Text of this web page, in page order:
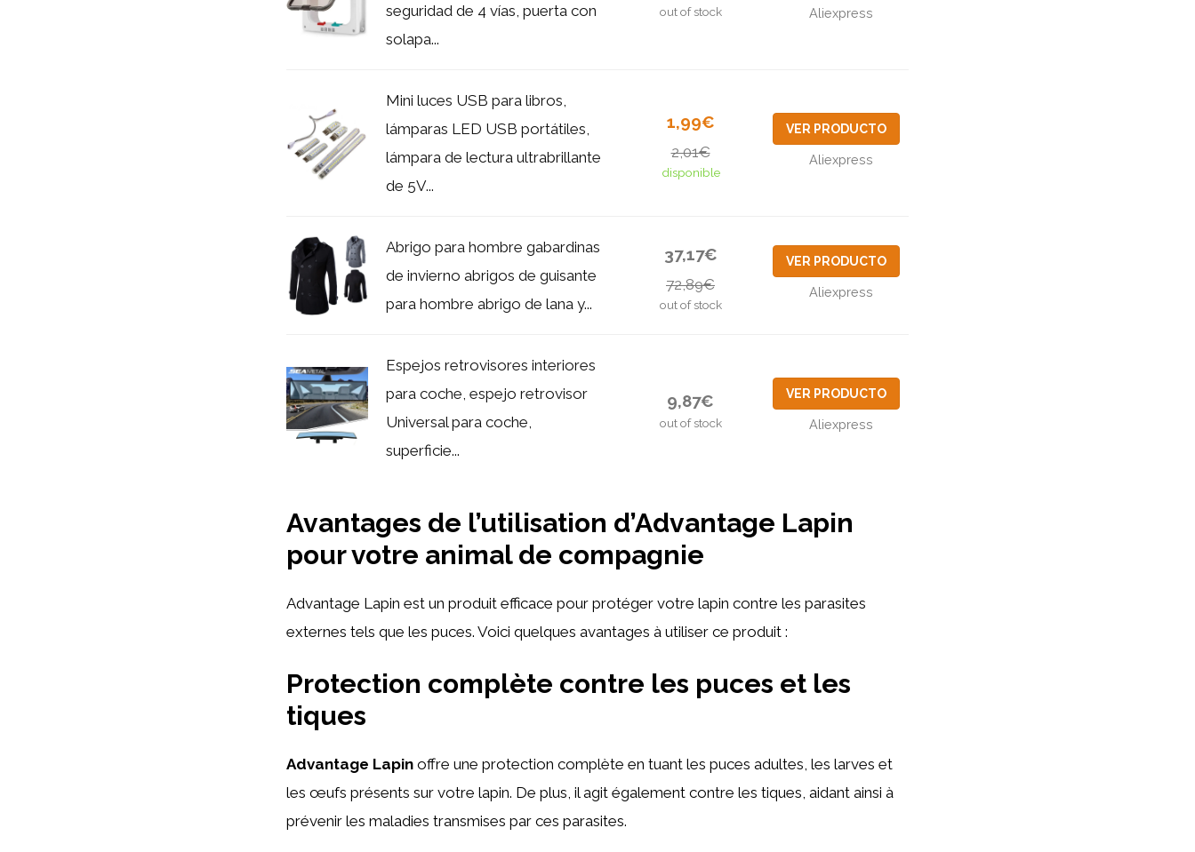
seguridad de 4 vías, puerta con
solapa...
out of stock Aliexpress
Mini luces USB para libros,
lámparas LED USB portátiles,
lámpara de lectura ultrabrillante
de 5V...
1,99€
2,01€
disponible
VER PRODUCTO
Aliexpress
Abrigo para hombre gabardinas
de invierno abrigos de guisante
para hombre abrigo de lana y...
37,17€
72,89€
out of stock
VER PRODUCTO
Aliexpress
Espejos retrovisores interiores
para coche, espejo retrovisor
Universal para coche,
superficie...
9,87€
out of stock
VER PRODUCTO
Aliexpress
Avantages de l’utilisation d’Advantage Lapin
pour votre animal de compagnie
Advantage Lapin est un produit efficace pour protéger votre lapin contre les parasites
externes tels que les puces. Voici quelques avantages à utiliser ce produit :
Protection complète contre les puces et les
tiques
Advantage Lapin offre une protection complète en tuant les puces adultes, les larves et
les œufs présents sur votre lapin. De plus, il agit également contre les tiques, aidant ainsi à
prévenir les maladies transmises par ces parasites.